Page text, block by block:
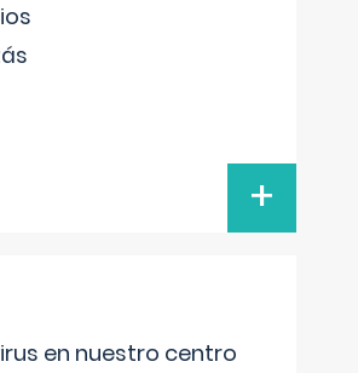
+
en nuestro centro